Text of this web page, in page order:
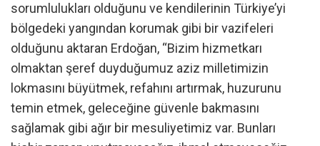
sorumlulukları olduğunu ve kendilerinin Türkiye’yi
bölgedeki yangından korumak gibi bir vazifeleri
olduğunu aktaran Erdoğan, “Bizim hizmetkarı
olmaktan şeref duyduğumuz aziz milletimizin
lokmasını büyütmek, refahını artırmak, huzurunu
temin etmek, geleceğine güvenle bakmasını
sağlamak gibi ağır bir mesuliyetimiz var. Bunları